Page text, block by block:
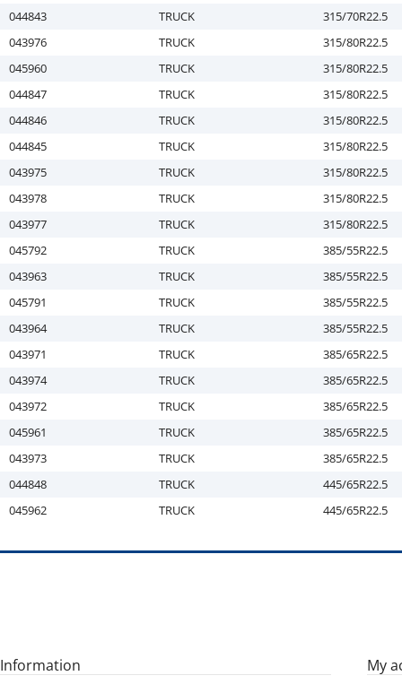
044843
TRUCK
315/70R22.5
043976
TRUCK
315/80R22.5
045960
TRUCK
315/80R22.5
044847
TRUCK
315/80R22.5
044846
TRUCK
315/80R22.5
044845
TRUCK
315/80R22.5
043975
TRUCK
315/80R22.5
043978
TRUCK
315/80R22.5
043977
TRUCK
315/80R22.5
045792
TRUCK
385/55R22.5
043963
TRUCK
385/55R22.5
045791
TRUCK
385/55R22.5
043964
TRUCK
385/55R22.5
043971
TRUCK
385/65R22.5
043974
TRUCK
385/65R22.5
043972
TRUCK
385/65R22.5
045961
TRUCK
385/65R22.5
043973
TRUCK
385/65R22.5
044848
TRUCK
445/65R22.5
045962
TRUCK 445/65R22.5
Information My